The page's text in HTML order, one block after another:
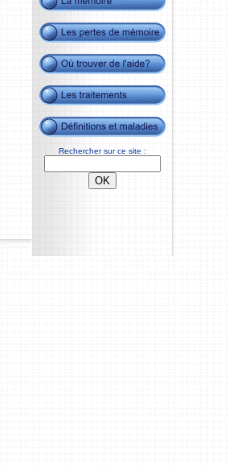
Rechercher sur ce site :